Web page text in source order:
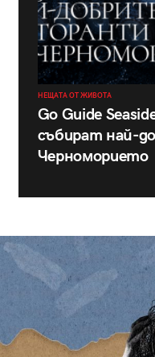
НЕЩАТА ОТ ЖИВОТА
Go Guide
събират най-
Черноморието